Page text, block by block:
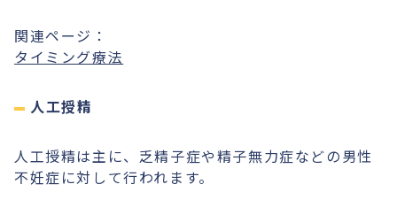
関連ページ：
タイミング療法
人工授精
人工授精は主に、乏精子症や精子無力症などの男性
不妊症に対して行われます。